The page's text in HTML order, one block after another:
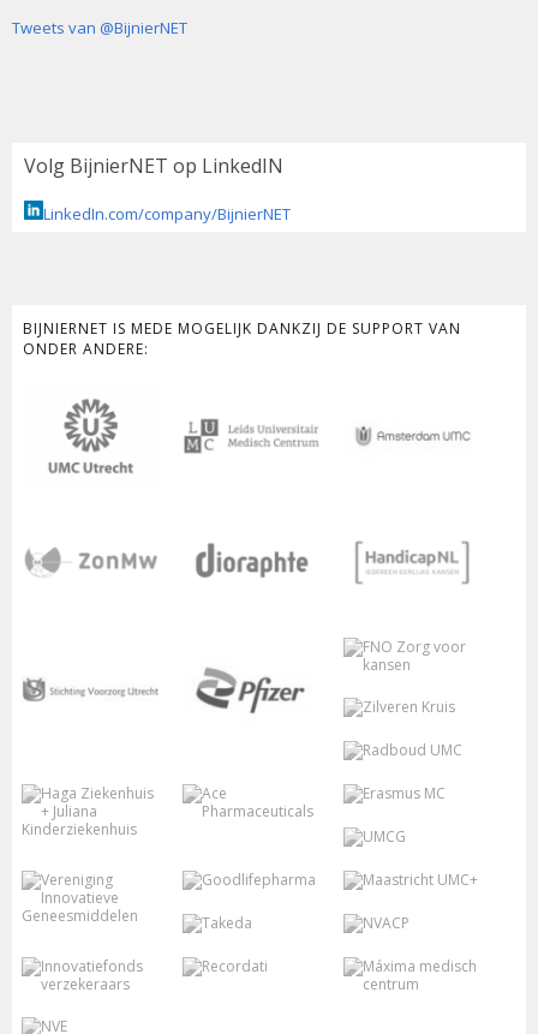
Tweets van @BijnierNET
Volg BijnierNET op LinkedIN
LinkedIn.com/company/BijnierNET
BIJNIERNET IS MEDE MOGELIJK DANKZIJ DE SUPPORT VAN
ONDER ANDERE: